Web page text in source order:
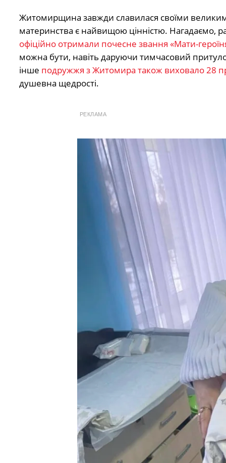
Житомирщина завжди славилася своїми
материнства є найвищою цінністю. Нагадаємо,
офіційно отримали почесне звання «Мати-
можна бути, навіть даруючи тимчасовий
інше подружжя з Житомира також виховало 28
душевна щедрості.
РЕКЛАМА